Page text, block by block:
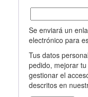
Se enviará un
electrónico para
Tus datos
pedido, mejorar
gestionar el
descritos en